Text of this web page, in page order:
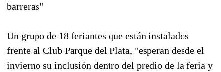
barreras"
Un grupo de 18 feriantes que están instalados
frente al Club Parque del Plata, "esperan desde el
invierno su inclusión dentro del predio de la feria y